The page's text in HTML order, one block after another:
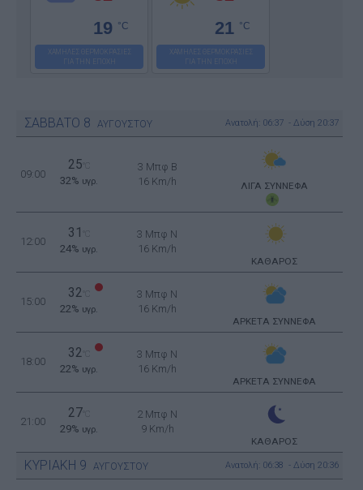
19 °C
ΧΑΜΗΛΕΣ ΘΕΡΜΟΚΡΑΣΙΕΣ
ΓΙΑ ΤΗΝ ΕΠΟΧΗ
21 °C
ΧΑΜΗΛΕΣ ΘΕΡΜΟΚΡΑΣΙΕΣ
ΓΙΑ ΤΗΝ ΕΠΟΧΗ
ΣΑΒΒΑΤΟ 8 ΑΥΓΟΥΣΤΟΥ Ανατολή: 06:37 - Δύση 20:37
09:00
25
32% υγρ.
3 Μπφ B
16 Km/h
ΛΙΓΑ ΣΥΝΝΕΦΑ
12:00
31
24% υγρ.
3 Μπφ N
16 Km/h
ΚΑΘΑΡΟΣ
15:00
32
22% υγρ.
3 Μπφ N
16 Km/h
ΑΡΚΕΤΑ ΣΥΝΝΕΦΑ
18:00
32
22% υγρ.
3 Μπφ N
16 Km/h
ΑΡΚΕΤΑ ΣΥΝΝΕΦΑ
21:00
27
29% υγρ.
2 Μπφ N
9 Km/h
ΚΑΘΑΡΟΣ
ΚΥΡΙΑΚΗ 9 ΑΥΓΟΥΣΤΟΥ Ανατολή: 06:38 - Δύση 20:36